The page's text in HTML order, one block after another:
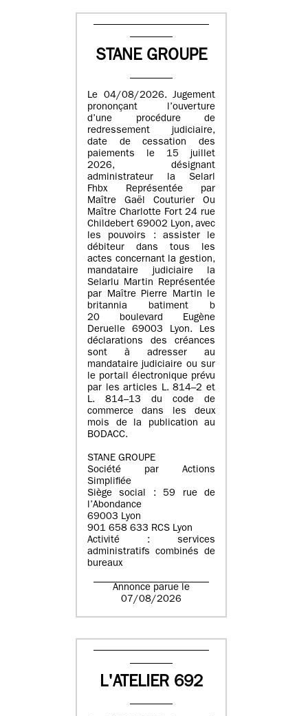
STANE GROUPE
Le 04/08/2026. Jugement
prononçant l’ouverture
d’une procédure de
redressement judiciaire,
date de cessation des
paiements le 15 juillet
2026, désignant
administrateur la Selarl
Fhbx Représentée par
Maître Gaël Couturier Ou
Maître Charlotte Fort 24 rue
Childebert 69002 Lyon, avec
les pouvoirs : assister le
débiteur dans tous les
actes concernant la gestion,
mandataire judiciaire la
Selarlu Martin Représentée
par Maître Pierre Martin le
britannia batiment b
20 boulevard Eugène
Deruelle 69003 Lyon. Les
déclarations des créances
sont à adresser au
mandataire judiciaire ou sur
le portail électronique prévu
par les articles L. 814–2 et
L. 814–13 du code de
commerce dans les deux
mois de la publication au
BODACC.
STANE GROUPE
Société par Actions
Simplifiée
Siège social : 59 rue de
l’Abondance
69003 Lyon
901 658 633 RCS Lyon
Activité : services
administratifs combinés de
bureaux
Annonce parue le
07/08/2026
L'ATELIER 692